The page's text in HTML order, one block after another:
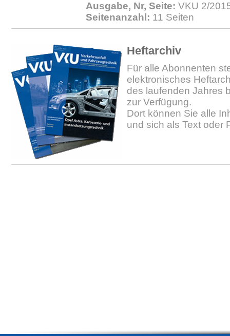
Ausgabe, Nr, Seite: VKU 2/
Seitenanzahl: 11 Seiten
Heftarchiv
Für alle Abonnenten
elektronisches
des laufenden Jahres
zur Verfügung.
Dort können Sie alle
und sich als Text oder